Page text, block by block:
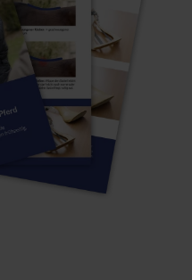
des Sattelbaums
richtige Kissenfüllung